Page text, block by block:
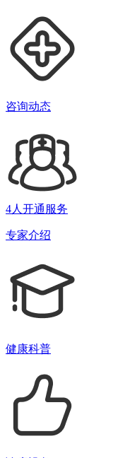
咨询动态
4人开通服务
专家介绍
健康科普